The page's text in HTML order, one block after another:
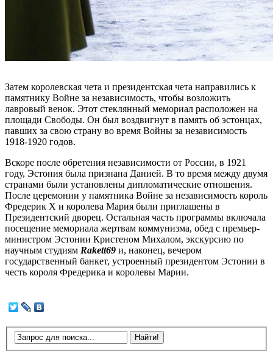
Затем королевская чета и президентская чета направились к
памятнику Войне за независимость, чтобы возложить
лавровый венок. Этот стеклянный мемориал расположен на
площади Свободы. Он был воздвигнут в память об эстонцах,
павших за свою страну во время Войны за независимость
1918-1920 годов.
Вскоре после обретения независимости от России, в 1921
году, Эстония была признана Данией. В то время между двумя
странами были установлены дипломатические отношения.
После церемонии у памятника Войне за независимость король
Фредерик X и королева Мария были приглашены в
Президентский дворец. Остальная часть программы включала
посещение мемориала жертвам коммунизма, обед с премьер-
министром Эстонии Кристеном Михалом, экскурсию по
научным студиям Rakett69 и, наконец, вечером
государственный банкет, устроенный президентом Эстонии в
честь короля Фредерика и королевы Марии.